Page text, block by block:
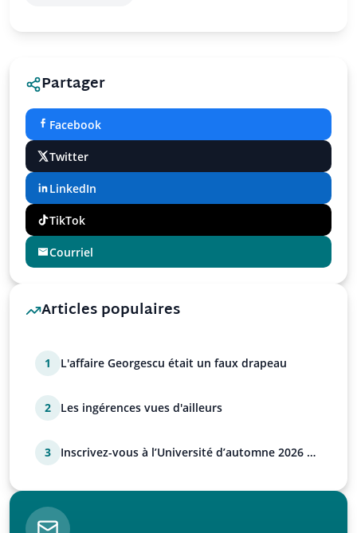
Partager
Facebook
Twitter
LinkedIn
TikTok
Courriel
Articles populaires
1 L'affaire Georgescu était un faux drapeau
2 Les ingérences vues d'ailleurs
3
Inscrivez-vous à l’Université d’automne 2026 de